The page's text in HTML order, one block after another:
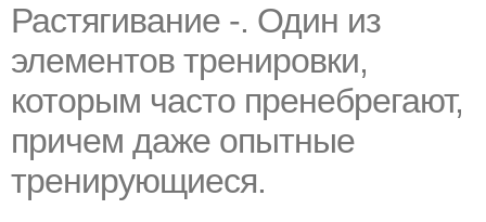
Растягивание -. Один из
элементов тренировки,
которым часто пренебрегают,
причем даже опытные
тренирующиеся.